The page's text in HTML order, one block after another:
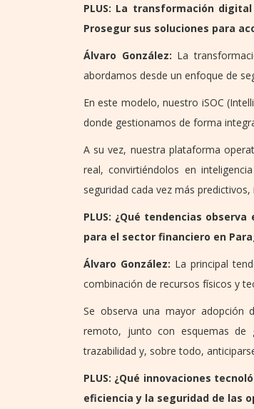
PLUS: La transformación
Prosegur sus soluciones para
Álvaro González: La
abordamos desde un enfoque de
En este modelo, nuestro iSOC
donde gestionamos de forma
A su vez, nuestra plataforma
real, convirtiéndolos en
seguridad cada vez más
PLUS: ¿Qué tendencias
para el sector financiero en
Álvaro González: La principal
combinación de recursos físicos y
Se observa una mayor adopción
remoto, junto con esquemas de
trazabilidad y, sobre todo,
PLUS: ¿Qué innovaciones
eficiencia y la seguridad de las